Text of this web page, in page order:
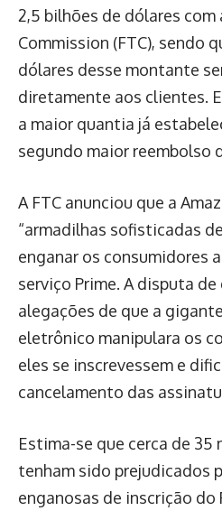
2,5 bilhões de dólares com
Commission (FTC), sendo
dólares desse montante
diretamente aos clientes.
a maior quantia já
segundo maior reembolso
A FTC anunciou que a
“armadilhas sofisticadas
enganar os consumidores
serviço Prime. A disputa
alegações de que a
eletrônico manipulara os
eles se inscrevessem e
cancelamento das
Estima-se que cerca de
tenham sido prejudicados
enganosas de inscrição do